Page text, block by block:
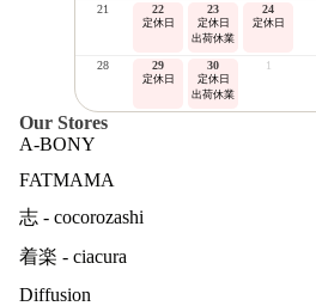
21 22
定休日
23
定休日
出荷休業
24
定休日
28 29
定休日
30
定休日
出荷休業
1
Our Stores
A-BONY
FATMAMA
志 - cocorozashi
着楽 - ciacura
Diffusion